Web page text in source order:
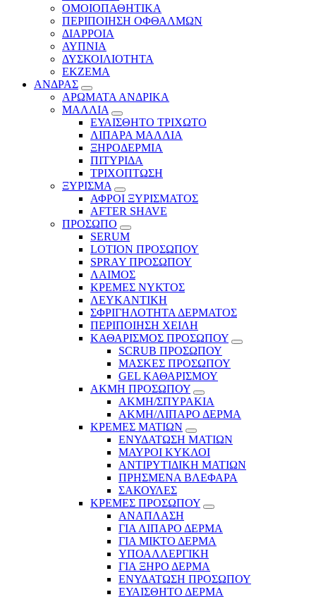
ΟΜΟΙΟΠΑΘΗΤΙΚΑ
ΠΕΡΙΠΟΙΗΣΗ ΟΦΘΑΛΜΩΝ
ΔΙΑΡΡΟΙΑ
ΑΥΠΝΙΑ
ΔΥΣΚΟΙΛΙΟΤΗΤΑ
ΕΚΖΕΜΑ
ΑΝΔΡΑΣ
ΑΡΩΜΑΤΑ ΑΝΔΡΙΚΑ
ΜΑΛΛΙΑ
ΕΥΑΙΣΘΗΤΟ ΤΡΙΧΩΤΟ
ΛΙΠΑΡΑ ΜΑΛΛΙΑ
ΞΗΡΟΔΕΡΜΙΑ
ΠΙΤΥΡΙΔΑ
ΤΡΙΧΟΠΤΩΣΗ
ΞΥΡΙΣΜΑ
ΑΦΡΟΙ ΞΥΡΙΣΜΑΤΟΣ
AFTER SHAVE
ΠΡΟΣΩΠΟ
SERUM
LOTION ΠΡΟΣΩΠΟΥ
SPRAY ΠΡΟΣΩΠΟΥ
ΛΑΙΜΟΣ
ΚΡΕΜΕΣ ΝΥΚΤΟΣ
ΛΕΥΚΑΝΤΙΚΗ
ΣΦΡΙΓΗΛΟΤΗΤΑ ΔΕΡΜΑΤΟΣ
ΠΕΡΙΠΟΙΗΣΗ ΧΕΙΛΗ
ΚΑΘΑΡΙΣΜΟΣ ΠΡΟΣΩΠΟΥ
SCRUB ΠΡΟΣΩΠΟΥ
ΜΑΣΚΕΣ ΠΡΟΣΩΠΟΥ
GEL ΚΑΘΑΡΙΣΜΟΥ
ΑΚΜΗ ΠΡΟΣΩΠΟΥ
ΑΚΜΗ/ΣΠΥΡΑΚΙΑ
ΑΚΜΗ/ΛΙΠΑΡΟ ΔΕΡΜΑ
ΚΡΕΜΕΣ ΜΑΤΙΩΝ
ΕΝΥΔΑΤΩΣΗ ΜΑΤΙΩΝ
ΜΑΥΡΟΙ ΚΥΚΛΟΙ
ΑΝΤΙΡΥΤΙΔΙΚΗ ΜΑΤΙΩΝ
ΠΡΗΣΜΕΝΑ ΒΛΕΦΑΡΑ
ΣΑΚΟΥΛΕΣ
ΚΡΕΜΕΣ ΠΡΟΣΩΠΟΥ
ΑΝΑΠΛΑΣΗ
ΓΙΑ ΛΙΠΑΡΟ ΔΕΡΜΑ
ΓΙΑ ΜΙΚΤΟ ΔΕΡΜΑ
ΥΠΟΑΛΛΕΡΓΙΚΗ
ΓΙΑ ΞΗΡΟ ΔΕΡΜΑ
ΕΝΥΔΑΤΩΣΗ ΠΡΟΣΩΠΟΥ
ΕΥΑΙΣΘΗΤΟ ΔΕΡΜΑ